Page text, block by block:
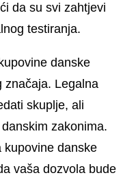
da su svi zahtjevi
testiranja.
danske
značaja. Legalna
skuplje, ali
zakonima.
kupovine danske
vaša dozvola bude